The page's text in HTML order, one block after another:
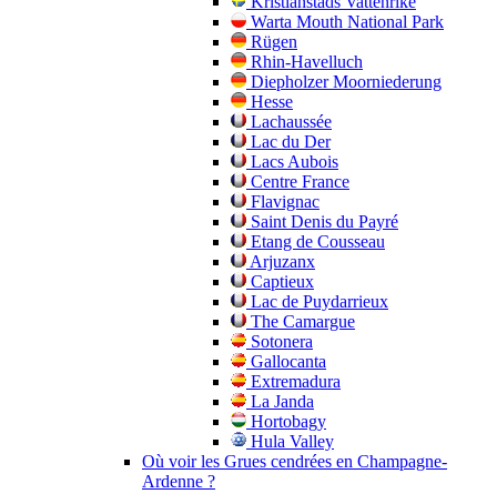
Warta Mouth National Park
Rügen
Rhin-Havelluch
Diepholzer Moorniederung
Hesse
Lachaussée
Lac du Der
Lacs Aubois
Centre France
Flavignac
Saint Denis du Payré
Etang de Cousseau
Arjuzanx
Captieux
Lac de Puydarrieux
The Camargue
Sotonera
Gallocanta
Extremadura
La Janda
Hortobagy
Hula Valley
Où voir les Grues cendrées en Champagne-
Ardenne ?